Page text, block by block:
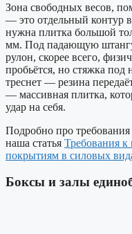
Зона свободных весов,
— это отдельный контур
нужна плитка большой
мм. Под падающую
рулон, скорее всего,
пробьётся, но стяжка под
треснет — резина
— массивная плитка,
удар на себя.
Подробно про
наша статья Требования
покрытиям в силовых
Боксы и залы